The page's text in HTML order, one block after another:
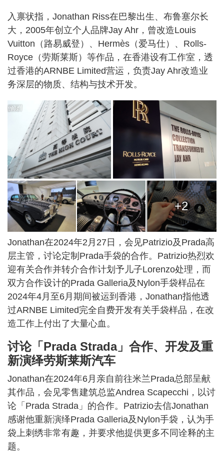
入禀状指，Jonathan Riss在巴黎出生、布鲁塞尔长
大，2005年创立个人品牌Jay Ahr，曾改造Louis
Vuitton（路易威登）、Hermès（爱马仕）、Rolls-
Royce（劳斯莱斯）等作品，在香港设有工作室，透
过香港的ARNBE Limited营运，负责Jay Ahr改造业
务深层的物质、结构与技术开发。
+2
Jonathan在2024年2月27日，会见Patrizio及Prada高
层主管，讨论定制Prada手袋的合作。Patrizio热烈欢
迎有关合作并转介合作计划予儿子Lorenzo处理，而
双方合作设计的Prada Galleria及Nylon手袋样品在
2024年4月至6月期间被运到香港，Jonathan指他透
过ARNBE Limited完全自费开发有关手袋样品，在改
造工作上付出了大量心血。
讨论「Prada Strada」合作、开发及重
新演绎劳斯莱斯汽车
Jonathan在2024年6月亲自前往米兰Prada总部呈献
其作品，会见零售建筑总监Andrea Scapecchi，以讨
论「Prada Strada」的合作。Patrizio去信Jonathan
感谢他重新演绎Prada Galleria及Nylon手袋，认为手
袋上刺绣非常有趣，并要求他提供更多不同诠释的主
题。